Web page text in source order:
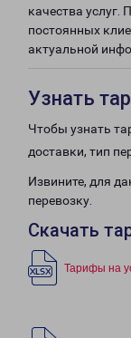
качества услуг.
постоянных
актуальной
Узнать
Чтобы узнать
доставки, тип
Извините, для
перевозку.
Скачать
Тарифы на